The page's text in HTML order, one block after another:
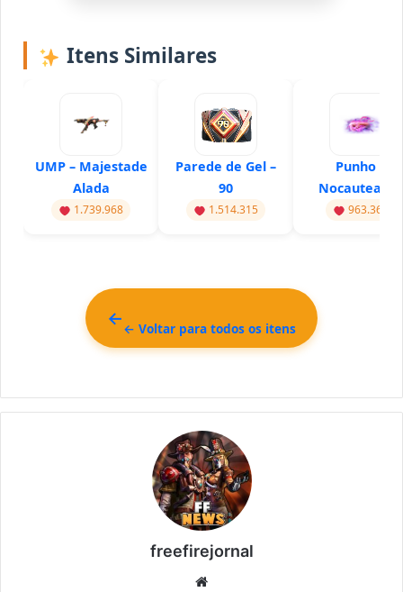
Itens Similares
UMP – Majestade
Alada
1.739.968
Parede de Gel –
90
1.514.315
Punho –
Nocauteador
963.367
← Voltar para todos os itens
freefirejornal